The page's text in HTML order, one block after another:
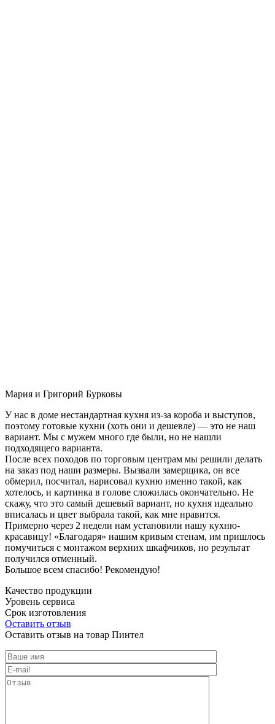
Мария и Григорий Бурковы
У нас в доме нестандартная кухня из-за короба и выступов,
поэтому готовые кухни (хоть они и дешевле) — это не наш
вариант. Мы с мужем много где были, но не нашли
подходящего варианта.
После всех походов по торговым центрам мы решили делать
на заказ под наши размеры. Вызвали замерщика, он все
обмерил, посчитал, нарисовал кухню именно такой, как
хотелось, и картинка в голове сложилась окончательно. Не
скажу, что это самый дешевый вариант, но кухня идеально
вписалась и цвет выбрала такой, как мне нравится.
Примерно через 2 недели нам установили нашу кухню-
красавицу! «Благодаря» нашим кривым стенам, им пришлось
помучиться с монтажом верхних шкафчиков, но результат
получился отменный.
Большое всем спасибо! Рекомендую!
Качество продукции
Уровень сервиса
Срок изготовления
Оставить отзыв
Оставить отзыв на товар Пинтел